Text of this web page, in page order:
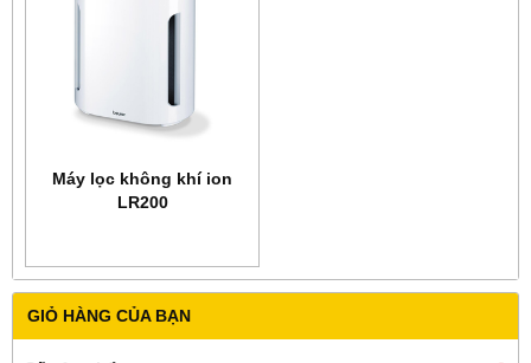
GIỎ HÀNG CỦA BẠN
Máy lọc không khí ion
LR200